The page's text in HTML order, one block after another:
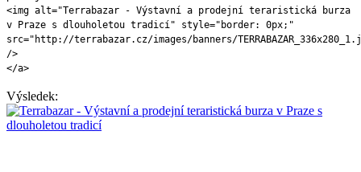
<img alt="Terrabazar - Výstavní a prodejní teraristická burza
v Praze s dlouholetou tradicí" style="border: 0px;"
src="http://terrabazar.cz/images/banners/
/>
</a>
Výsledek: